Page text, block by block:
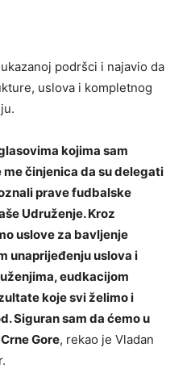
podršci i najavio da
uslova i kompletnog
kojima sam
me činjenica da su delegati
prave fudbalske
Udruženje. Kroz
uslove za bavljenje
unaprijeđenju uslova i
eudkacijom
koje svi želimo i
Siguran sam da ćemo u
Gore, rekao je Vladan